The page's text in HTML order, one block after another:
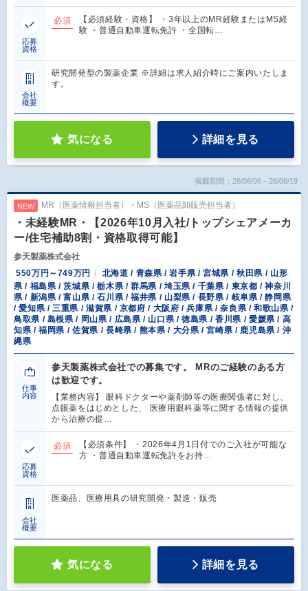
応募
資格
必須
【必須経験・資格】 ・3年以上のMR経験またはMS経
験 ・普通自動車運転免許 ・全国転…
会社
概要
研究開発型の製薬企業 ※詳細は求人紹介時にご案内いたしま
す。
気になる 詳細を見る
掲載期間：26/08/06～26/08/19
NEW MR（医薬情報担当者）・MS（医薬品卸販売担当者）
・未経験MR・【2026年10月入社/トップシェアメーカ
ー/住宅補助8割・資格取得可能】
参天製薬株式会社
550万円～749万円
北海道 / 青森県 / 岩手県 / 宮城県 / 秋田県 / 山形
県 / 福島県 / 茨城県 / 栃木県 / 群馬県 / 埼玉県 / 千葉県 / 東京都 / 神奈川
県 / 新潟県 / 富山県 / 石川県 / 福井県 / 山梨県 / 長野県 / 岐阜県 / 静岡県
/ 愛知県 / 三重県 / 滋賀県 / 京都府 / 大阪府 / 兵庫県 / 奈良県 / 和歌山県 /
鳥取県 / 島根県 / 岡山県 / 広島県 / 山口県 / 徳島県 / 香川県 / 愛媛県 / 高
知県 / 福岡県 / 佐賀県 / 長崎県 / 熊本県 / 大分県 / 宮崎県 / 鹿児島県 / 沖
縄県
仕事
内容
参天製薬株式会社での募集です。 MRのご経験のある方
は歓迎です。
【業務内容】 眼科ドクターや薬剤師等の医療関係者に対し、
点眼薬をはじめとした、 医療用眼科薬等に関する情報の提供
から治療の提…
応募
資格
必須
【必須条件】 ・2026年4月1日付でのご入社が可能な
方 ・普通自動車運転免許をお持…
会社
概要
医薬品、医療用具の研究開発・製造・販売
気になる 詳細を見る